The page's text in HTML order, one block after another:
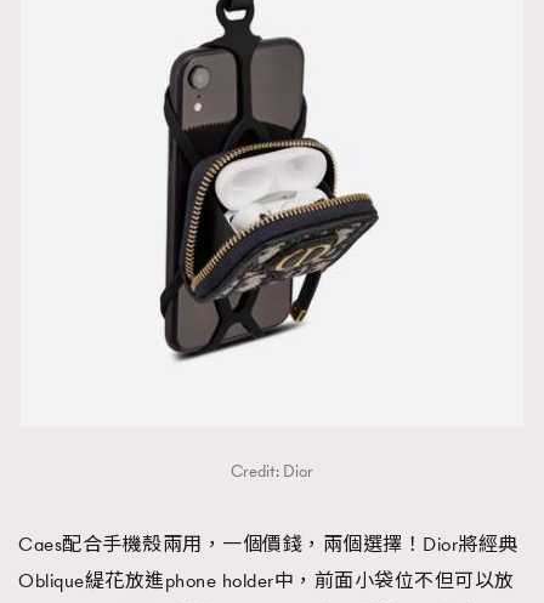
Credit: Dior
Caes配合手機殼兩用，一個價錢，兩個選擇！Dior將經典
Oblique緹花放進phone holder中，前面小袋位不但可以放